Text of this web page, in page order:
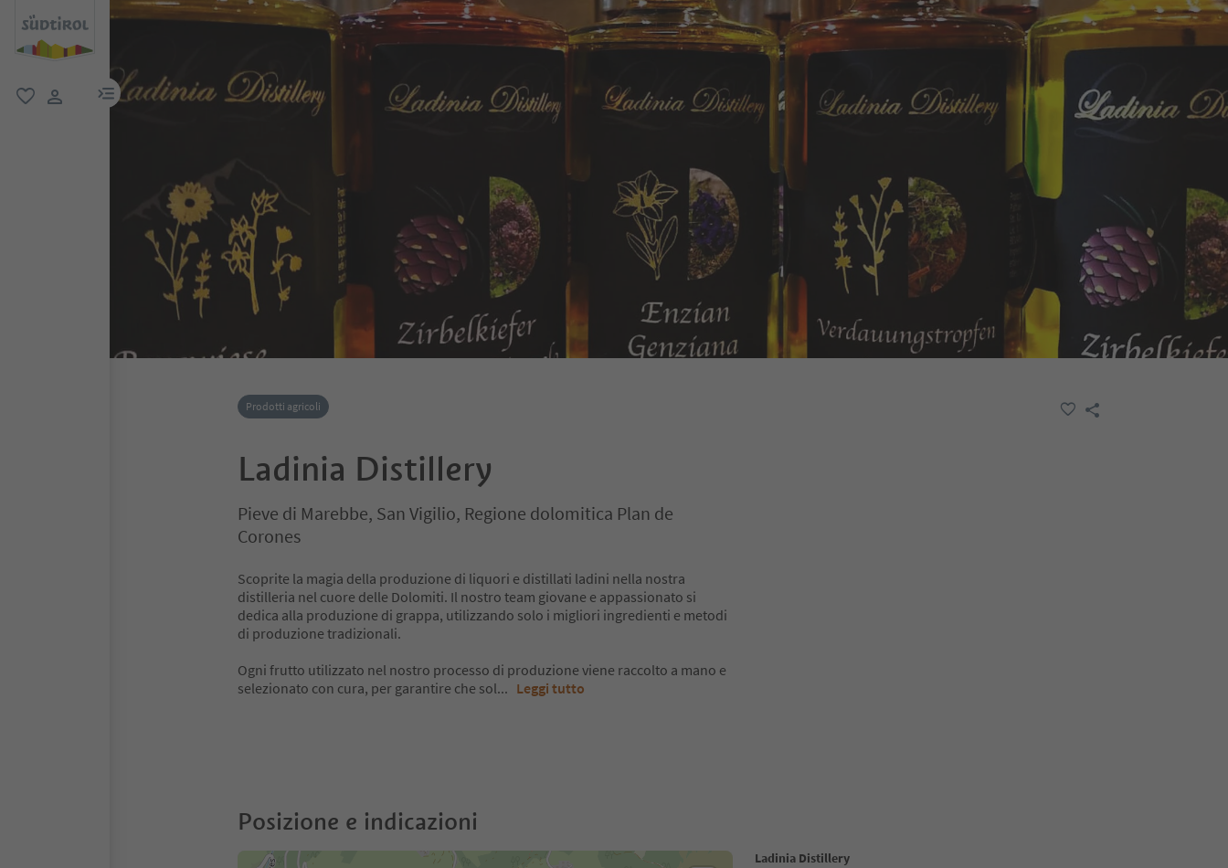
menu link
Prodotti agricoli
Ladinia Distillery
Pieve di Marebbe, San Vigilio, Regione dolomitica Plan de
Corones
Scoprite la magia della produzione di liquori e distillati ladini nella nostra
distilleria nel cuore delle Dolomiti. Il nostro team giovane e appassionato si
dedica alla produzione di grappa, utilizzando solo i migliori ingredienti e metodi
di produzione tradizionali.
Ogni frutto utilizzato nel nostro processo di produzione viene raccolto a mano e
selezionato con cura, per garantire che sol... Leggi tutto
Posizione e indicazioni
Ladinia Distillery